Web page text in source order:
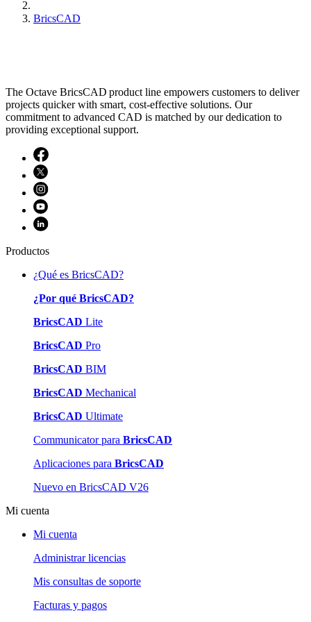
BricsCAD
The Octave BricsCAD product line empowers customers to deliver
projects quicker with smart, cost-effective solutions. Our
commitment to advanced CAD is matched by our dedication to
providing exceptional support.
Productos
¿Qué es BricsCAD?
¿Por qué BricsCAD?
BricsCAD Lite
BricsCAD Pro
BricsCAD BIM
BricsCAD Mechanical
BricsCAD Ultimate
Communicator para BricsCAD
Aplicaciones para BricsCAD
Nuevo en BricsCAD V26
Mi cuenta
Mi cuenta
Administrar licencias
Mis consultas de soporte
Facturas y pagos